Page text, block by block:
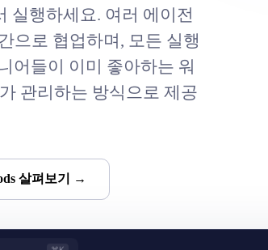
실행하세요. 여러 에이전
으로 협업하며, 모든 실행
어들이 이미 좋아하는 워
관리하는 방식으로 제공
살펴보기 →